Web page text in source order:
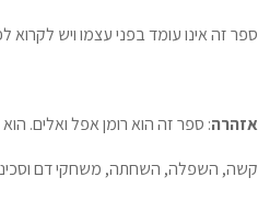
ספר זה אינו עומד בפני עצמו ויש לקרוא
אזהרה: ספר זה הוא רומן אפל ואלים.
קשה, השפלה, השחתה, משחקי דם